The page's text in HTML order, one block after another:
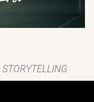
STORYTELLING